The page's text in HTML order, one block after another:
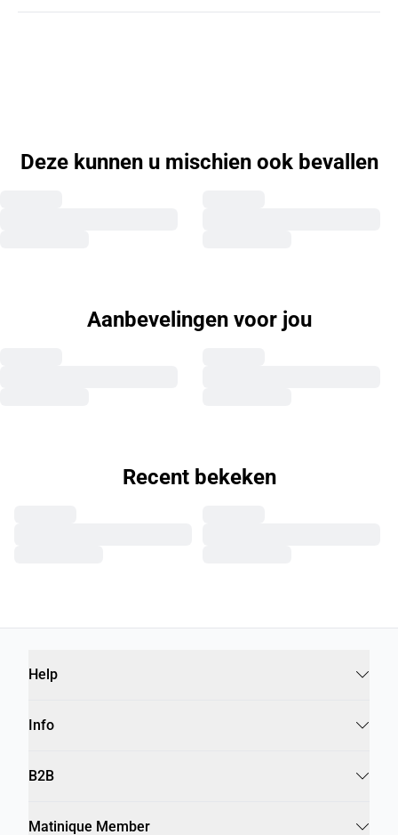
Deze kunnen u mischien ook bevallen
Aanbevelingen voor jou
Recent bekeken
Help
Info
B2B
Matinique Member